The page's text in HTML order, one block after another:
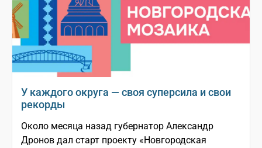
У каждого округа — своя суперсила и свои
рекорды
Около месяца назад губернатор Александр
Дронов дал старт проекту «Новгородская